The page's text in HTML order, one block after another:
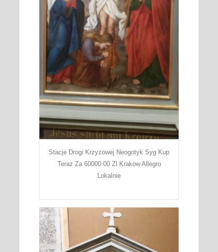
Stacje Drogi Krzyzowej Neogotyk Syg Kup
Teraz Za 60000 00 Zl Krakow Allegro
Lokalnie